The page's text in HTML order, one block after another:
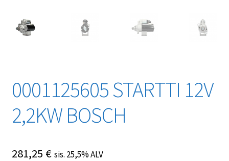
0001125605 STARTTI 12V
2,2KW BOSCH
281,25 € sis. 25,5% ALV